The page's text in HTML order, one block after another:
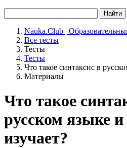
Найти
Nauka.Club |
Все тесты
Тесты
Тесты
Что такое синтаксис в
Материалы
Что такое
русском языке
изучает?